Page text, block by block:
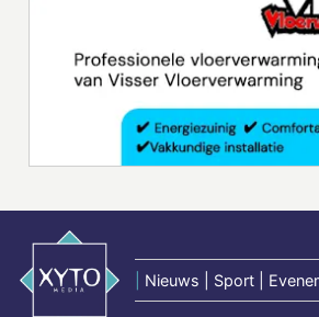
Nieuws | Sport |